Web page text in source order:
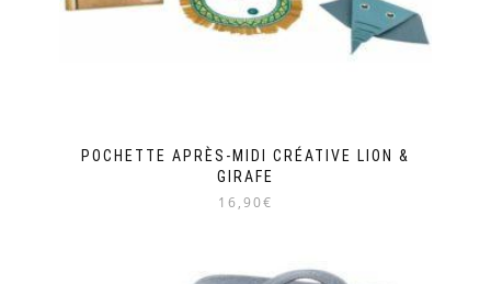
POCHETTE APRÈS-MIDI CRÉATIVE LION &
GIRAFE
16,90€